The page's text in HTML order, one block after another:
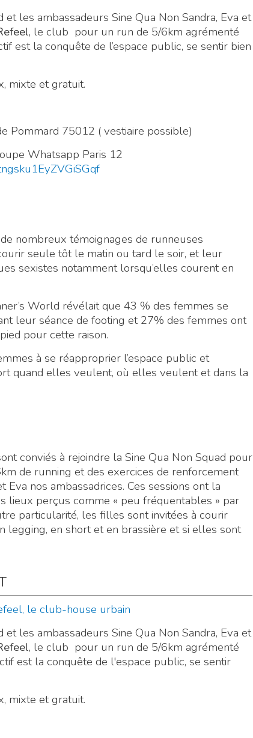
les ambassadeurs Sine Qua Non Sandra, Eva et
le club pour un run de 5/6km agrémenté
est la conquête de l’espace public, se sentir bien
mixte et gratuit.
Pommard 75012 ( vestiaire possible)
Whatsapp Paris 12
nombreux témoignages de runneuses
seule tôt le matin ou tard le soir, et leur
sexistes notamment lorsqu’elles courent en
World révélait que 43 % des femmes se
leur séance de footing et 27% des femmes ont
pour cette raison.
à se réapproprier l’espace public et
quand elles veulent, où elles veulent et dans la
conviés à rejoindre la Sine Qua Non Squad pour
de running et des exercices de renforcement
nos ambassadrices. Ces sessions ont la
lieux perçus comme « peu fréquentables » par
particularité, les filles sont invitées à courir
en short et en brassière et si elles sont
le club-house urbain
les ambassadeurs Sine Qua Non Sandra, Eva et
le club pour un run de 5/6km agrémenté
est la conquête de l'espace public, se sentir
mixte et gratuit.